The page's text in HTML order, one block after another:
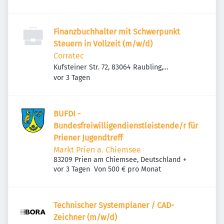
Finanzbuchhalter mit Schwerpunkt
Steuern in Vollzeit (m/w/d)
Corratec
Kufsteiner Str. 72, 83064 Raubling,
Deutschland
Veröffentlicht
vor 3 Tagen
BUFDI -
Bundesfreiwilligendienstleistende/r für
Priener Jugendtreff
Markt Prien a. Chiemsee
83209 Prien am Chiemsee, Deutschland +
Veröffentlicht:
vor 3 Tagen Von 500 € pro Monat
Technischer Systemplaner / CAD-
Zeichner (m/w/d)